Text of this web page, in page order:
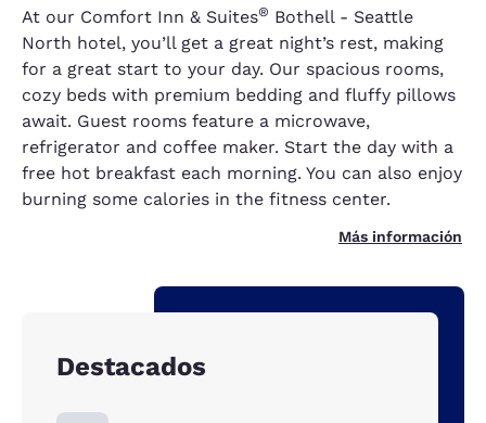
At our Comfort Inn & Suites® Bothell - Seattle
North hotel, you’ll get a great night’s rest, making
for a great start to your day. Our spacious rooms,
cozy beds with premium bedding and fluffy pillows
await. Guest rooms feature a microwave,
refrigerator and coffee maker. Start the day with a
free hot breakfast each morning. You can also enjoy
burning some calories in the fitness center.
Más información
Destacados